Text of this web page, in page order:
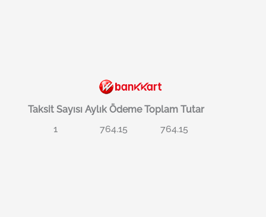
Taksit Sayısı Aylık Ödeme Toplam Tutar
1
764.15 764.15